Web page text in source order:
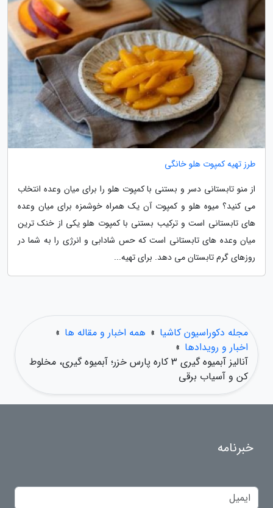
طرز تهیه کمپوت هلو خانگی
از منو تابستانی دسر و بستنی با کمپوت هلو را برای میان وعده انتخاب
می کنید؟ میوه هلو و کمپوت آن یک همراه خوشمزه برای میان وعده
های تابستانی است و ترکیب بستنی با کمپوت هلو یکی از خنک ترین
میان وعده های تابستانی است که حس شادابی و انرژی را به شما در
روزهای گرم تابستان می دهد. برای تهیه...
مجله دکوراسیون کاشیا » همه اخبار و مقاله ها »
اخبار و رویدادها »
آنالیز آبمیوه گیری 3 کاره پارس خزر؛ آبمیوه گیری، مخلوط
کن و آسیاب برقی
خبرنامه